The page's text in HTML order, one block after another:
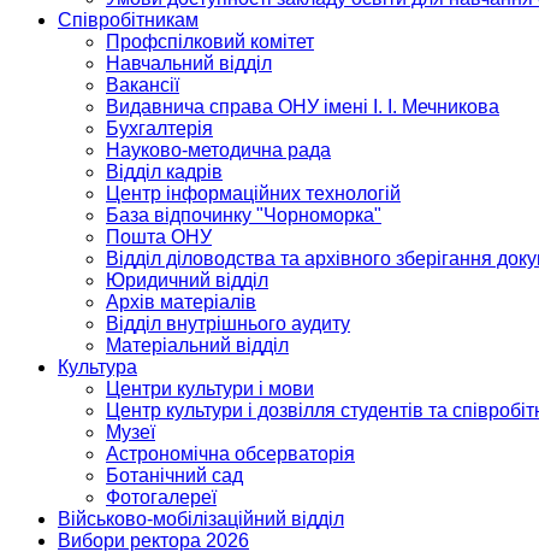
Співробітникам
Профспілковий комітет
Навчальний відділ
Вакансії
Видавнича справа ОНУ імені І. І. Мечникова
Бухгалтерія
Науково-методична рада
Відділ кадрів
Центр інформаційних технологій
База відпочинку "Чорноморка"
Пошта ОНУ
Відділ діловодства та архівного зберігання
Юридичний відділ
Архів матеріалів
Відділ внутрішнього аудиту
Матеріальний відділ
Культура
Центри культури і мови
Центр культури і дозвілля студентів та
Музеї
Астрономічна обсерваторія
Ботанічний сад
Фотогалереї
Військово-мобілізаційний відділ
Вибори ректора 2026